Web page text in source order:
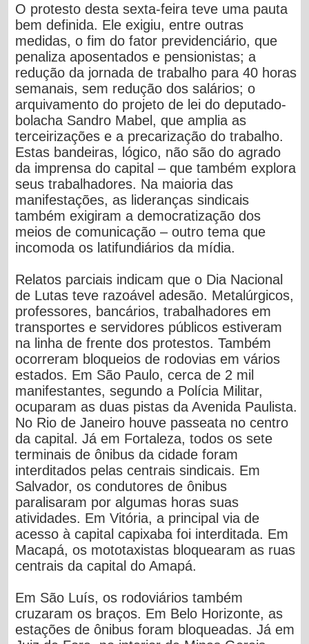
O protesto desta sexta-feira teve uma pauta
bem definida. Ele exigiu, entre outras
medidas, o fim do fator previdenciário, que
penaliza aposentados e pensionistas; a
redução da jornada de trabalho para 40 horas
semanais, sem redução dos salários; o
arquivamento do projeto de lei do deputado-
bolacha Sandro Mabel, que amplia as
terceirizações e a precarização do trabalho.
Estas bandeiras, lógico, não são do agrado
da imprensa do capital – que também explora
seus trabalhadores. Na maioria das
manifestações, as lideranças sindicais
também exigiram a democratização dos
meios de comunicação – outro tema que
incomoda os latifundiários da mídia.
Relatos parciais indicam que o Dia Nacional
de Lutas teve razoável adesão. Metalúrgicos,
professores, bancários, trabalhadores em
transportes e servidores públicos estiveram
na linha de frente dos protestos. Também
ocorreram bloqueios de rodovias em vários
estados. Em São Paulo, cerca de 2 mil
manifestantes, segundo a Polícia Militar,
ocuparam as duas pistas da Avenida Paulista.
No Rio de Janeiro houve passeata no centro
da capital. Já em Fortaleza, todos os sete
terminais de ônibus da cidade foram
interditados pelas centrais sindicais. Em
Salvador, os condutores de ônibus
paralisaram por algumas horas suas
atividades. Em Vitória, a principal via de
acesso à capital capixaba foi interditada. Em
Macapá, os mototaxistas bloquearam as ruas
centrais da capital do Amapá.
Em São Luís, os rodoviários também
cruzaram os braços. Em Belo Horizonte, as
estações de ônibus foram bloqueadas. Já em